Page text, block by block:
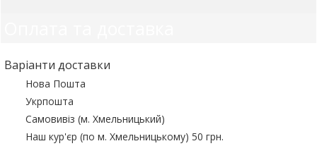
Варіанти доставки
Нова Пошта
Укрпошта
Самовивіз (м. Хмельницький)
Наш кур'єр (по м. Хмельницькому) 50 грн.